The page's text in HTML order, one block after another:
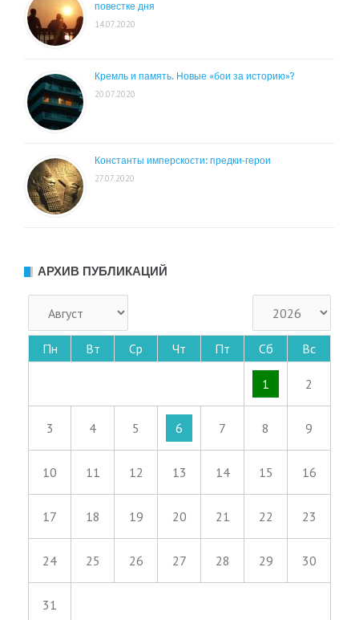
повестке дня
14.07.2020
Кремль и память. Новые «бои за историю»?
20.07.2020
Константы имперскости: предки-герои
27.07.2020
АРХИВ ПУБЛИКАЦИЙ
Пн Вт Ср Чт Пт Сб Вс
1 2
3 4 5 6 7 8 9
10 11 12 13 14 15 16
17 18 19 20 21 22 23
24 25 26 27 28 29 30
31